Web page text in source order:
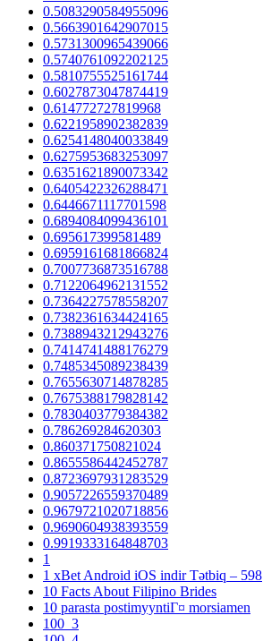
0.5083290584955096
0.5663901642907015
0.5731300965439066
0.5740761092202125
0.5810755525161744
0.6027873047874419
0.614772727819968
0.6221958902382839
0.6254148040033849
0.6275953683253097
0.6351621890073342
0.6405422326288471
0.6446671117701598
0.6894084099436101
0.695617399581489
0.6959161681866824
0.7007736873516788
0.7122064962131552
0.7364227578558207
0.7382361634424165
0.7388943212943276
0.7414741488176279
0.7485345089238439
0.7655630714878285
0.7675388179828142
0.7830403779384382
0.786269284620303
0.860371750821024
0.8655586442452787
0.8723697931283529
0.9057226559370489
0.9679721020718856
0.9690604938393559
0.9919333164848703
1
1 xBet Android iOS indir Tətbiq – 598
10 Facts About Filipino Brides
10 parasta postimyyntiГ¤ morsiamen
100_3